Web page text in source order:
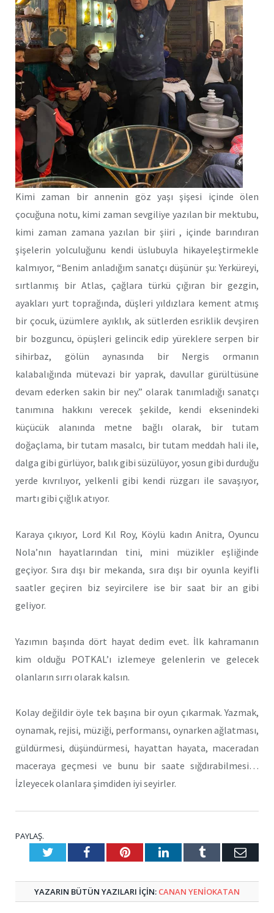
Kimi zaman bir annenin göz yaşı şişesi içinde ölen
çocuğuna notu, kimi zaman sevgiliye yazılan bir mektubu,
kimi zaman zamana yazılan bir şiiri , içinde barındıran
şişelerin yolculuğunu kendi üslubuyla hikayeleştirmekle
kalmıyor, “Benim anladığım sanatçı düşünür şu: Yerküreyi,
sırtlanmış bir Atlas, çağlara türkü çığıran bir gezgin,
ayakları yurt toprağında, düşleri yıldızlara kement atmış
bir çocuk, üzümlere ayıklık, ak sütlerden esriklik devşiren
bir bozguncu, öpüşleri gelincik edip yüreklere serpen bir
sihirbaz, gölün aynasında bir Nergis ormanın
kalabalığında mütevazi bir yaprak, davullar gürültüsüne
devam ederken sakin bir ney.” olarak tanımladığı sanatçı
tanımına hakkını verecek şekilde, kendi eksenindeki
küçücük alanında metne bağlı olarak, bir tutam
doğaçlama, bir tutam masalcı, bir tutam meddah hali ile,
dalga gibi gürlüyor, balık gibi süzülüyor, yosun gibi durduğu
yerde kıvrılıyor, yelkenli gibi kendi rüzgarı ile savaşıyor,
martı gibi çığlık atıyor.
Karaya çıkıyor, Lord Kıl Roy, Köylü kadın Anitra, Oyuncu
Nola’nın hayatlarından tini, mini müzikler eşliğinde
geçiyor. Sıra dışı bir mekanda, sıra dışı bir oyunla keyifli
saatler geçiren biz seyircilere ise bir saat bir an gibi
geliyor.
Yazımın başında dört hayat dedim evet. İlk kahramanın
kim olduğu POTKAL’ı izlemeye gelenlerin ve gelecek
olanların sırrı olarak kalsın.
Kolay değildir öyle tek başına bir oyun çıkarmak. Yazmak,
oynamak, rejisi, müziği, performansı, oynarken ağlatması,
güldürmesi, düşündürmesi, hayattan hayata, maceradan
maceraya geçmesi ve bunu bir saate sığdırabilmesi…
İzleyecek olanlara şimdiden iyi seyirler.
PAYLAŞ.
TwitterFacebookPinterestLinkedInTumblr E-
YAZARIN BÜTÜN YAZILARI IÇIN: CANAN YENIOKATAN